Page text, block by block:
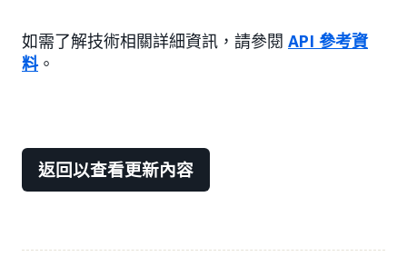
如需了解技術相關詳細資訊，請參閱 API 參考資
料。
返回以查看更新內容